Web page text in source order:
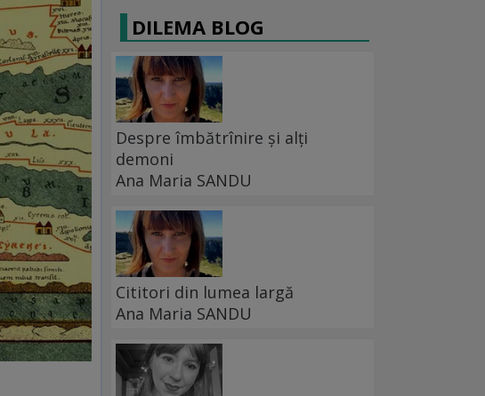
DILEMA BLOG
Despre îmbătrînire și alți
demoni
Ana Maria SANDU
Cititori din lumea largă
Ana Maria SANDU